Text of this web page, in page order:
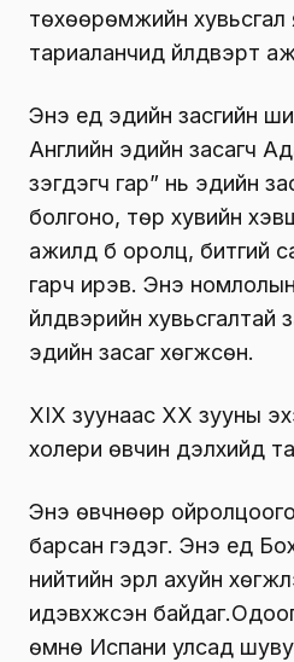
төхөөрөмжийн хувьсгал
тариаланчид үйлдвэрт
Энэ үед эдийн засгийн
Английн эдийн засагч
үзэгдэгч гар” нь эдийн
болгоно, төр хувийн
ажилд бүү оролц, битгий
гарч ирэв. Энэ
үйлдвэрийн хувьсгалтай
эдийн засаг хөгжсөн.
XIX зуунаас XX зууны
холери өвчин дэлхийд
Энэ өвчнөөр
барсан гэдэг. Энэ үед
нийтийн эрүүл ахуйн
идэвхжсэн
өмнө Испани улсад